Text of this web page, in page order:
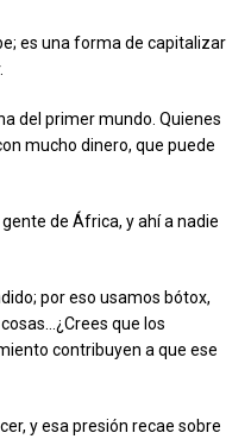
es una forma de capitalizar
del primer mundo. Quienes
mucho dinero, que puede
de África, y ahí a nadie
por eso usamos bótox,
que los
contribuyen a que ese
y esa presión recae sobre